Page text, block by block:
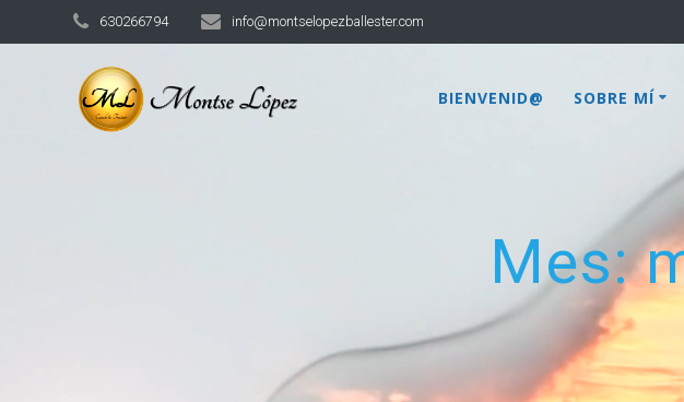
630266794 info@montselopezballester.com
BIENVENID@ SOBRE MÍ
Mes: